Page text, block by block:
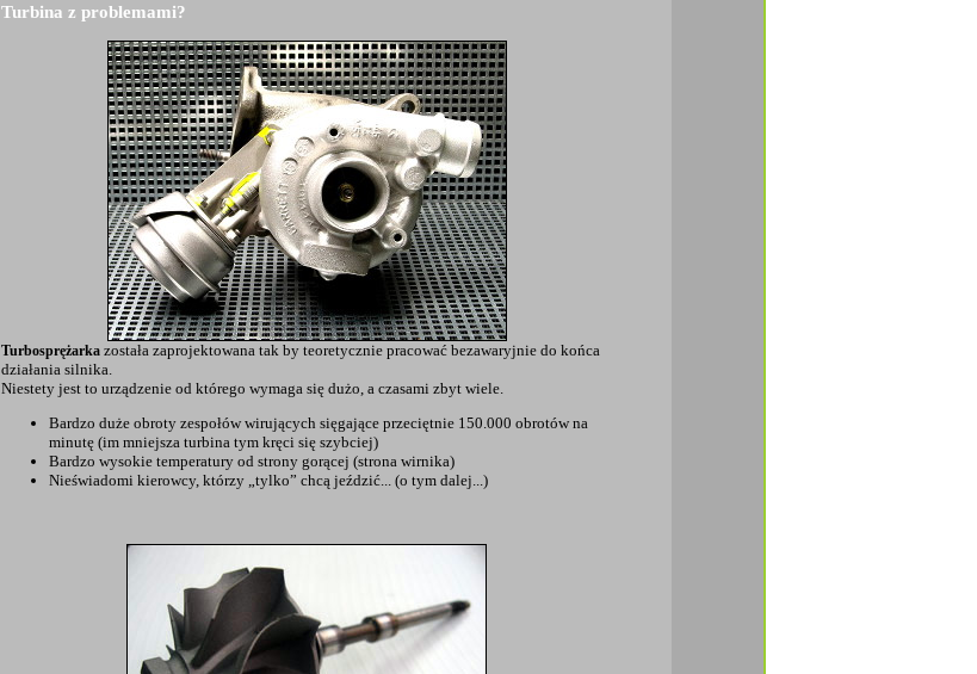
Turbina z problemami?
Turbosprężarka została zaprojektowana tak by teoretycznie pracować bezawaryjnie do końca
działania silnika.
Niestety jest to urządzenie od którego wymaga się dużo, a czasami zbyt wiele.
Bardzo duże obroty zespołów wirujących sięgające przeciętnie 150.000 obrotów na
minutę (im mniejsza turbina tym kręci się szybciej)
Bardzo wysokie temperatury od strony gorącej (strona wirnika)
Nieświadomi kierowcy, którzy „tylko” chcą jeździć... (o tym dalej...)